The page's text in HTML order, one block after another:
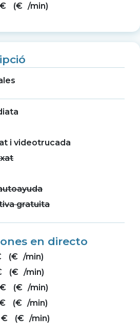
€ (€ /min)
i videotrucada
gratuita
en directo
(€ /min)
(€ /min)
€ (€ /min)
(€ /min)
€ (€ /min)